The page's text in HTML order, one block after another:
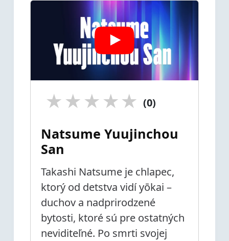
★
★
★
★
★ (0)
Natsume Yuujinchou
San
Takashi Natsume je chlapec,
ktorý od detstva vidí yōkai –
duchov a nadprirodzené
bytosti, ktoré sú pre ostatných
neviditeľné. Po smrti svojej